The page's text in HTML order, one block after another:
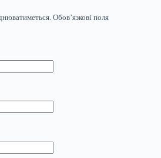
Обов’язкові поля